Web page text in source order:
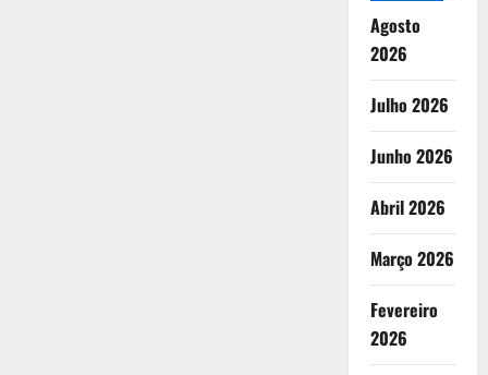
Agosto
2026
Julho 2026
Junho 2026
Abril 2026
Março 2026
Fevereiro
2026